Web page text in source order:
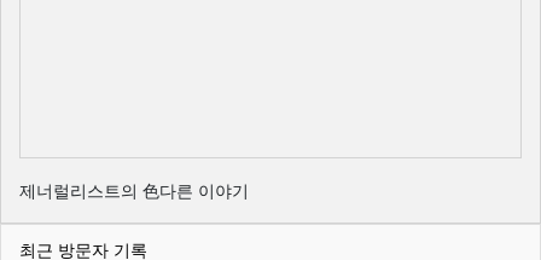
제너럴리스트의 色다른 이야기
최근 방문자 기록